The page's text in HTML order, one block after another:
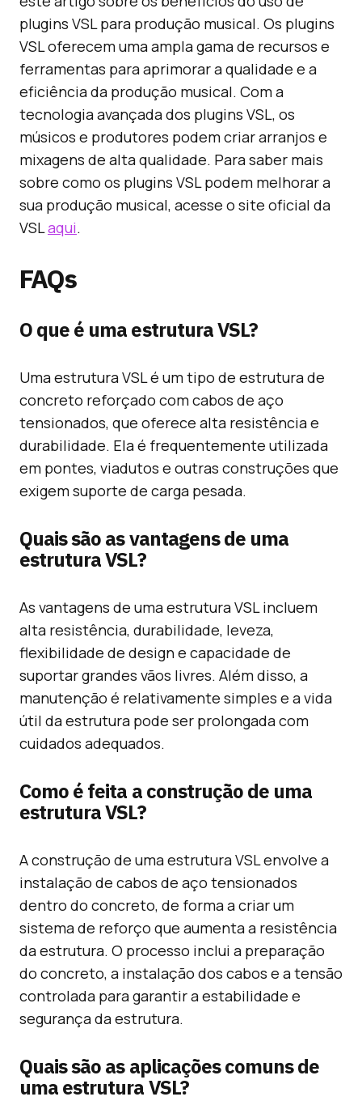
plugins VSL para produção musical. Os plugins
VSL oferecem uma ampla gama de recursos e
ferramentas para aprimorar a qualidade e a
eficiência da produção musical. Com a
tecnologia avançada dos plugins VSL, os
músicos e produtores podem criar arranjos e
mixagens de alta qualidade. Para saber mais
sobre como os plugins VSL podem melhorar a
sua produção musical, acesse o site oficial da
VSLaqui.
FAQs
O que é uma estrutura VSL?
Uma estrutura VSL é um tipo de estrutura de
concreto reforçado com cabos de aço
tensionados, que oferece alta resistência e
durabilidade. Ela é frequentemente utilizada
em pontes, viadutos e outras construções que
exigem suporte de carga pesada.
Quais são as vantagens de uma
estrutura VSL?
As vantagens de uma estrutura VSL incluem
alta resistência, durabilidade, leveza,
flexibilidade de design e capacidade de
suportar grandes vãos livres. Além disso, a
manutenção é relativamente simples e a vida
útil da estrutura pode ser prolongada com
cuidados adequados.
Como é feita a construção de uma
estrutura VSL?
A construção de uma estrutura VSL envolve a
instalação de cabos de aço tensionados
dentro do concreto, de forma a criar um
sistema de reforço que aumenta a resistência
da estrutura. O processo inclui a preparação
do concreto, a instalação dos cabos e a tensão
controlada para garantir a estabilidade e
segurança da estrutura.
Quais são as aplicações comuns de
uma estrutura VSL?